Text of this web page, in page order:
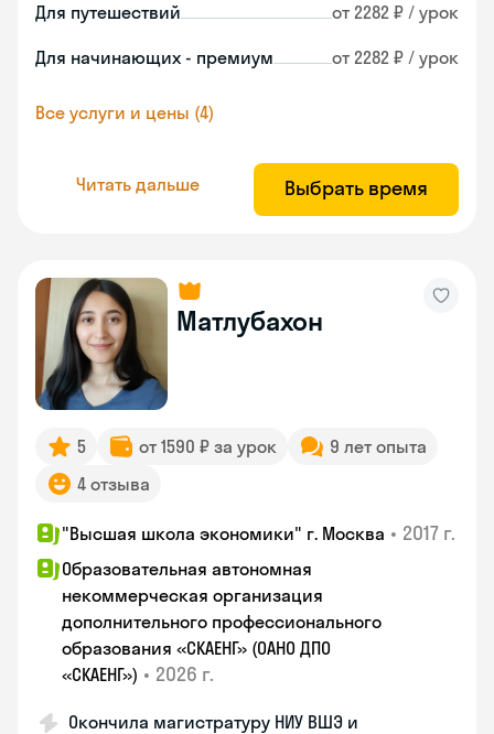
Для путешествий от 2282 ₽ / урок
Для начинающих - премиум от 2282 ₽ / урок
Все услуги и цены (4)
Читать дальше Выбрать время
Матлубахон
5 от 1590 ₽ за урок
9 лет опыта
4 отзыва
"Высшая школа экономики" г. Москва • 2017 г.
Образовательная автономная
некоммерческая организация
дополнительного профессионального
образования «СКАЕНГ» (ОАНО ДПО
«СКАЕНГ») • 2026 г.
Окончила магистратуру НИУ ВШЭ и